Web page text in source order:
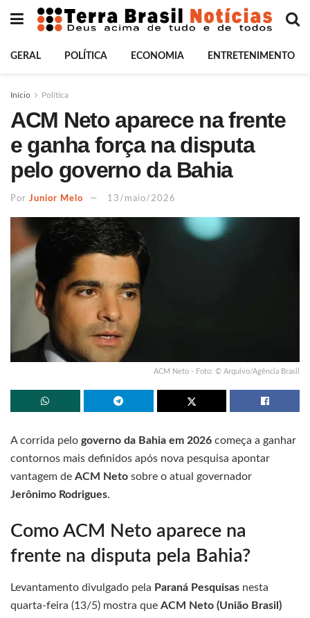
GERAL POLÍTICA ECONOMIA ENTRETENIMENTO
Início Política
ACM Neto aparece na frente
e ganha força na disputa
pelo governo da Bahia
Por Junior Melo 13/maio/2026
ACM Neto - Foto: © Arquivo/Agência Brasil
A corrida pelo governo da Bahia em 2026 começa a ganhar
contornos mais definidos após nova pesquisa apontar
vantagem de ACM Neto sobre o atual governador
Jerônimo Rodrigues.
Como ACM Neto aparece na
frente na disputa pela Bahia?
Levantamento divulgado pela Paraná Pesquisas nesta
quarta-feira (13/5) mostra que ACM Neto (União Brasil)